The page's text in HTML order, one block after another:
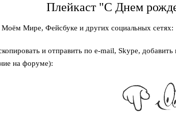
Плейкаст "С Днем
Мире, Фейсбуке и других социальных сетях:
и отправить по e-mail, Skype, добавить
на форуме):